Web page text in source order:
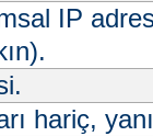
IP
hariç,